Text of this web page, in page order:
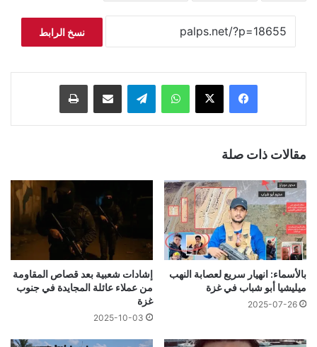
نسخ الرابط
فيسبوك ‫X واتساب تيلقرام مشاركة عبر البريد طباعة
مقالات ذات صلة
بالأسماء: انهيار سريع لعصابة النهب
ميليشيا أبو شباب في غزة
2025-07-26
إشادات شعبية بعد قصاص المقاومة
من عملاء عائلة المجايدة في جنوب
غزة
2025-10-03